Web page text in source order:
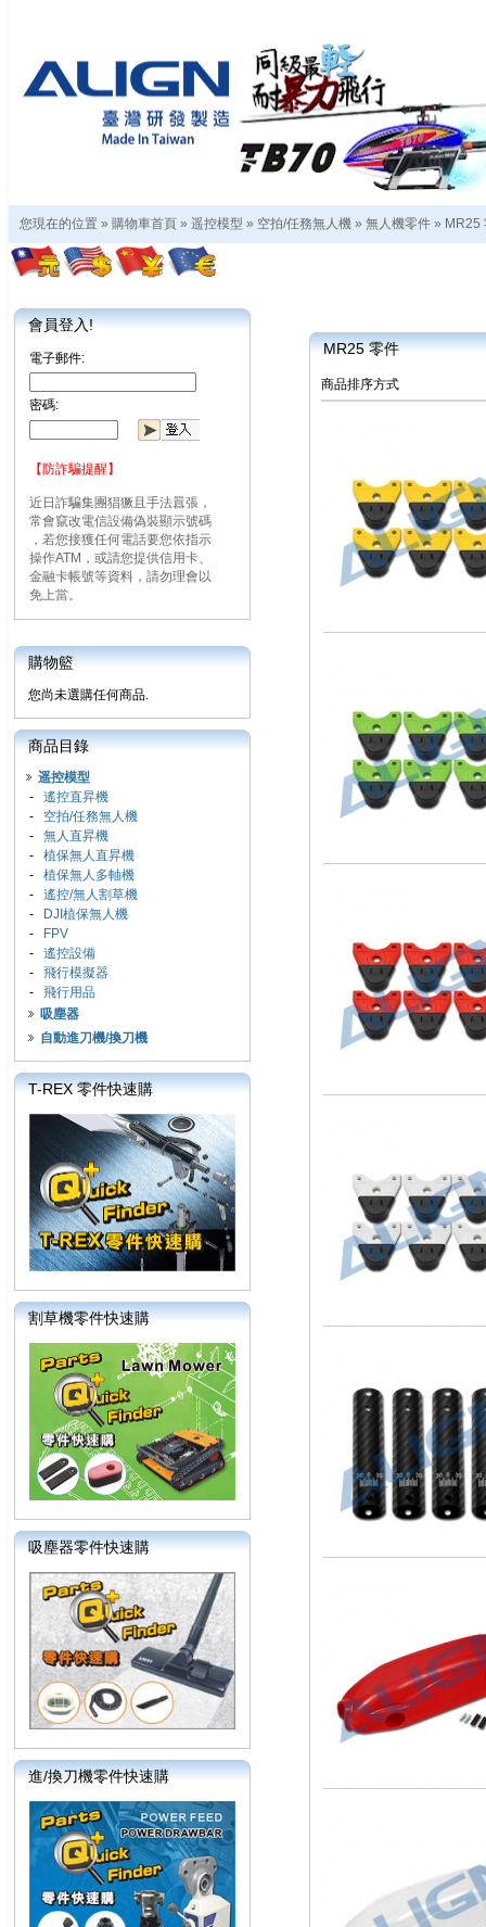
您現在的位置 » 購物車首頁 » 遥控模型 » 空拍/任務無人機 » 無人機零件 » MR25
會員登入!
電子郵件:
密碼:
【防詐騙提醒】
近日詐騙集團猖獗且手法囂張，
常會竄改電信設備偽裝顯示號碼
，若您接獲任何電話要您依指示
操作ATM，或請您提供信用卡、
金融卡帳號等資料，請勿理會以
免上當。
購物籃
您尚未選購任何商品.
商品目錄
遥控模型
- 遙控直昇機
- 空拍/任務無人機
- 無人直昇機
- 植保無人直昇機
- 植保無人多軸機
- 遙控/無人割草機
-
DJI植保無人機
-
FPV
- 遙控設備
- 飛行模擬器
- 飛行用品
吸塵器
自動進刀機/換刀機
T-REX 零件快速購
割草機零件快速購
吸塵器零件快速購
進/換刀機零件快速購
MR25 零件
商品排序方式